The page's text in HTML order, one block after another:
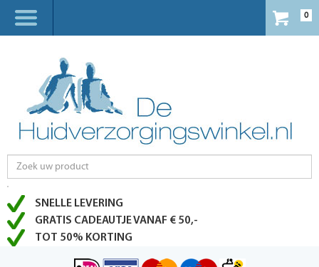
0
SNELLE LEVERING
GRATIS CADEAUTJE VANAF € 50,-
TOT 50% KORTING